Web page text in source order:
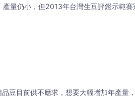
量仍小，但2013年台灣生豆評鑑示範
目前供不應求，想要大幅增加年產量